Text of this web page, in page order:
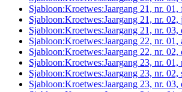
Sjabloon:Kroetwes:Jaargang 21, nr. 01,
Sjabloon:Kroetwes:Jaargang 21, nr.
Sjabloon:Kroetwes:Jaargang 21, nr. 03,
Sjabloon:Kroetwes:Jaargang 22, nr. 01,
Sjabloon:Kroetwes:Jaargang 22, nr. 02,
Sjabloon:Kroetwes:Jaargang 23, nr. 01,
Sjabloon:Kroetwes:Jaargang 23, nr. 02,
Sjabloon:Kroetwes:Jaargang 23, nr. 03,